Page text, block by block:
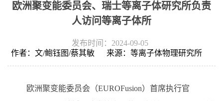
欧洲聚变能委员会、瑞士等离子体研究所负责
人访问等离子体所
发布时间：2024-09-05
作者： 文/鲍钰图/蔡其敏 来源： 等离子体物理研究所
欧洲聚变能委员会（EUROFusion）首席执行官